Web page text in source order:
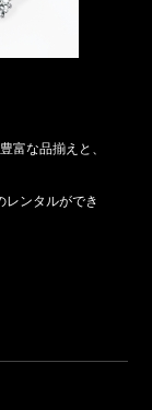
富な品揃えと、
レンタルができ